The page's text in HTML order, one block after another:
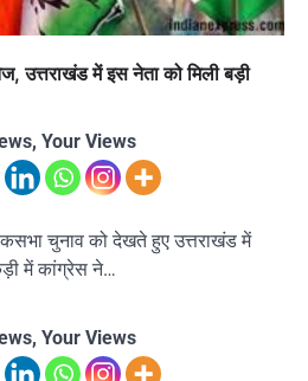
उत्तराखंड में इस नेता को मिली बड़ी
Your Views
चुनाव को देखते हुए उत्तराखंड में
में कांग्रेस ने…
Your Views